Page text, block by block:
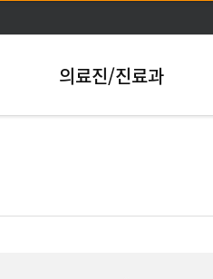
의료진/진료과